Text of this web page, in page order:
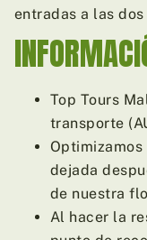
entradas a las
Top Tours
transporte
dejada
de nuestra
Al hacer la